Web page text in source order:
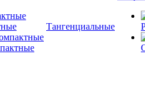
Тангенциальные